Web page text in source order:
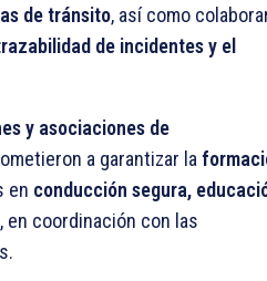
de tránsito, así como
de incidentes y el
y asociaciones de
a garantizar la
en conducción segura,
, en coordinación con las